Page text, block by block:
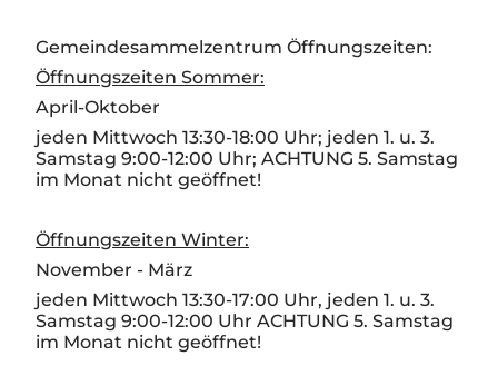
Gemeindesammelzentrum Öffnungszeiten:
Öffnungszeiten Sommer:
April-Oktober
jeden Mittwoch 13:30-18:00 Uhr; jeden 1. u. 3.
Samstag 9:00-12:00 Uhr; ACHTUNG 5. Samstag
im Monat nicht geöffnet!
Öffnungszeiten Winter:
November - März
jeden Mittwoch 13:30-17:00 Uhr, jeden 1. u. 3.
Samstag 9:00-12:00 Uhr ACHTUNG 5. Samstag
im Monat nicht geöffnet!